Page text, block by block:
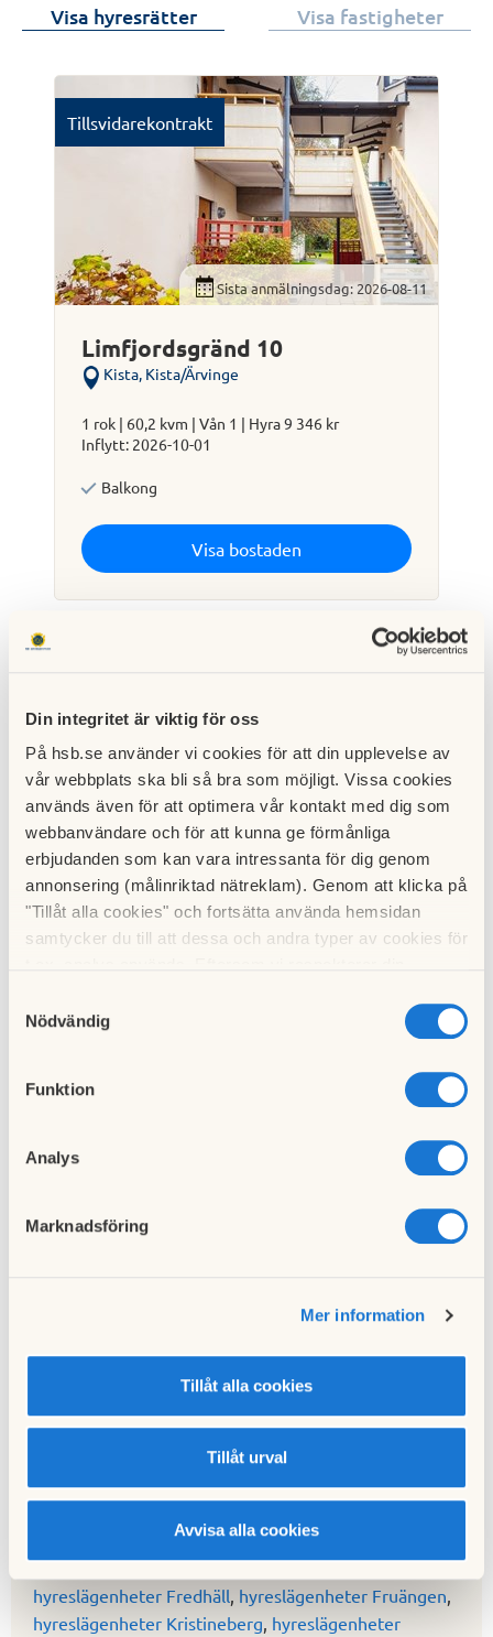
Din integritet är viktig för oss
På hsb.se använder vi cookies för att din upplevelse av
vår webbplats ska bli så bra som möjligt. Vissa cookies
används även för att optimera vår kontakt med dig som
webbanvändare och för att kunna ge förmånliga
erbjudanden som kan vara intressanta för dig genom
annonsering (målinriktad nätreklam). Genom att klicka på
"Tillåt alla cookies" och fortsätta använda hemsidan
samtycker du till att dessa och andra typer av cookies för
cookies och välja att endast tillåta ett urval.
Nödvändig
Funktion
Analys
Marknadsföring
Mer information
Tillåt alla cookies
Tillåt urval
Avvisa alla cookies
Visa hyresrätter Visa fastigheter
Tillsvidarekontrakt
Sista anmälningsdag: 2026-08-11
Limfjordsgränd 10
Kista, Kista/Ärvinge
1 rok | 60,2 kvm | Vån 1 | Hyra 9 346 kr
Inflytt: 2026-10-01
Balkong
Visa bostaden
Sista anmälningsdag: 2026-08-11
Bornholmsgatan 4
Kista, Kista/Ärvinge
Balkong
Hyra lägenhet i Kista/Ärvinge och
kommunen där Kista/Ärvinge ligger:hyreslägenheter
Stockholm.
Kista/Ärvinge kan du söka här:hyreslägenheter
hyreslägenheter Årsta
hyreslägenheter Södermalm/Hornstull,
hyreslägenheter Västertorp
hyreslägenheter Södermalm/Skanstull,
hyreslägenheter Fredhäll hyreslägenheter Fruängen
hyreslägenheter Kristineberg hyreslägenheter